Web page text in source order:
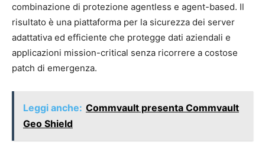
combinazione di protezione agentless e agent-based. Il
risultato è una piattaforma per la sicurezza dei server
adattativa ed efficiente che protegge dati aziendali e
applicazioni mission-critical senza ricorrere a costose
patch di emergenza.
Leggi anche: Commvault presenta Commvault
Geo Shield